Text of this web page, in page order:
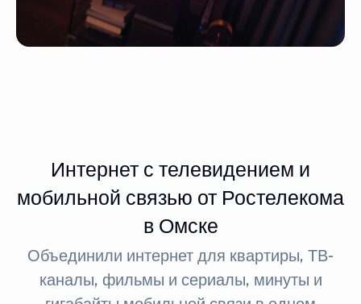
Интернет с телевидением и
мобильной связью от Ростелекома
в Омске
Объединили интернет для квартиры, ТВ-
каналы, фильмы и сериалы, минуты и